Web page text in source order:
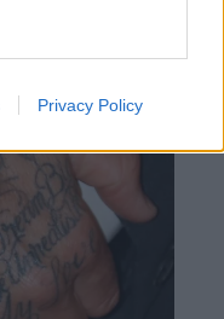
Privacy Policy
Τώρα πλέον
σειρά του, “House